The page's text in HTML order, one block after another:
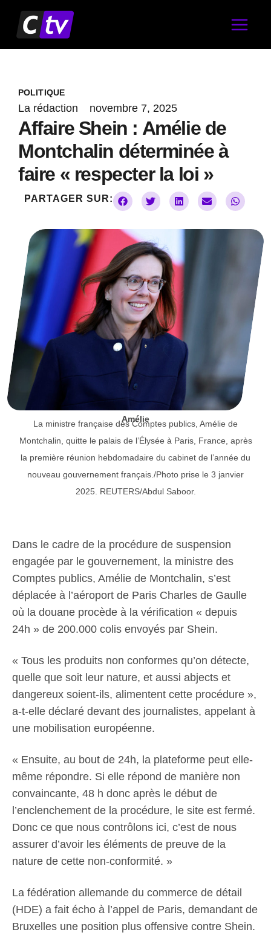
contenu
POLITIQUE
La rédaction novembre 7, 2025
Affaire Shein : Amélie de
Montchalin déterminée à
faire « respecter la loi »
PARTAGER SUR:
Amélie
La ministre française des Comptes publics, Amélie de
Montchalin, quitte le palais de l’Élysée à Paris, France, après
la première réunion hebdomadaire du cabinet de l’année du
nouveau gouvernement français./Photo prise le 3 janvier
2025. REUTERS/Abdul Saboor.
Dans le cadre de la procédure de suspension
engagée par le gouvernement, la ministre des
Comptes publics, Amélie de Montchalin, s’est
déplacée à l’aéroport de Paris Charles de Gaulle
où la douane procède à la vérification « depuis
24h » de 200.000 colis envoyés par Shein.
« Tous les produits non conformes qu’on détecte,
quelle que soit leur nature, et aussi abjects et
dangereux soient-ils, alimentent cette procédure »,
a-t-elle déclaré devant des journalistes, appelant à
une mobilisation européenne.
« Ensuite, au bout de 24h, la plateforme peut elle-
même répondre. Si elle répond de manière non
convaincante, 48 h donc après le début de
l’enclenchement de la procédure, le site est fermé.
Donc ce que nous contrôlons ici, c’est de nous
assurer d’avoir les éléments de preuve de la
nature de cette non-conformité. »
La fédération allemande du commerce de détail
(HDE) a fait écho à l’appel de Paris, demandant de
Bruxelles une position plus offensive contre Shein.